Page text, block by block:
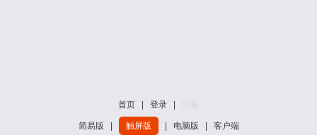
首页 登录
简易版 触屏版 电脑版
客户端